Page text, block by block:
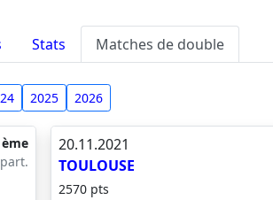
Stats Matches de double
2025 2026
20.11.2021
TOULOUSE
2570 pts